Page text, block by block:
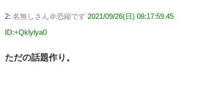
2: 名無しさん＠恐縮です 2021/09/26(日) 08:17:59.45
ID:+Qklylya0
ただの話題作り。